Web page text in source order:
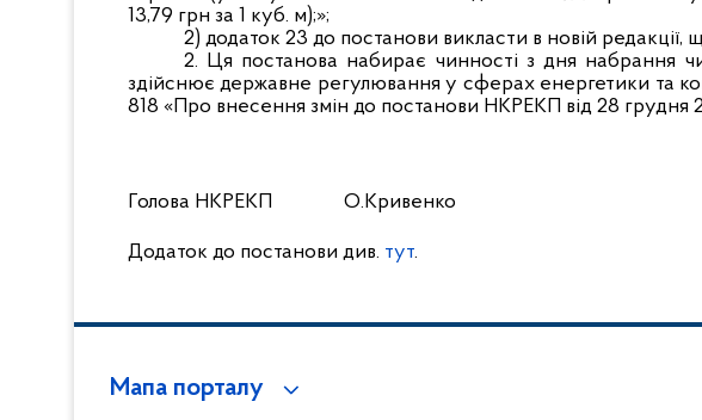
13,79 грн за 1 куб. м);»;
2) додаток 23 до постанови викласти в новій редакції,
2. Ця постанова набирає чинності з дня набрання
здійснює державне регулювання у сферах енергетики та
818 «Про внесення змін до постанови НКРЕКП від 28 грудня
Голова НКРЕКП О.Кривенко
Додаток до постанови див. тут.
Мапа порталу